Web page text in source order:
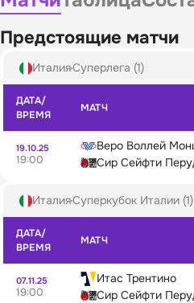
Предстоящие матчи
ИталияСуперлега (1)
ДАТА/
ВРЕМЯ
МАТЧ
19.10.25
19:00
Веро Воллей
Сир Сейфти
ИталияСуперкубок Италии (1)
ДАТА/
ВРЕМЯ
МАТЧ
07.11.25
19:00
Итас Трентино
Сир Сейфти